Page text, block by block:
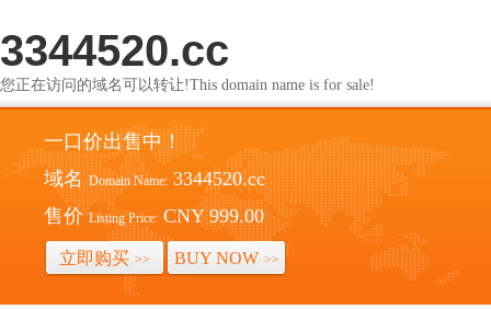
3344520.cc
您正在访问的域名可以转让!This domain name is for sale!
一口价出售中！
域名 Domain Name: 3344520.cc
售价 Listing Price: CNY 999.00
立即购买 >> BUY NOW >>